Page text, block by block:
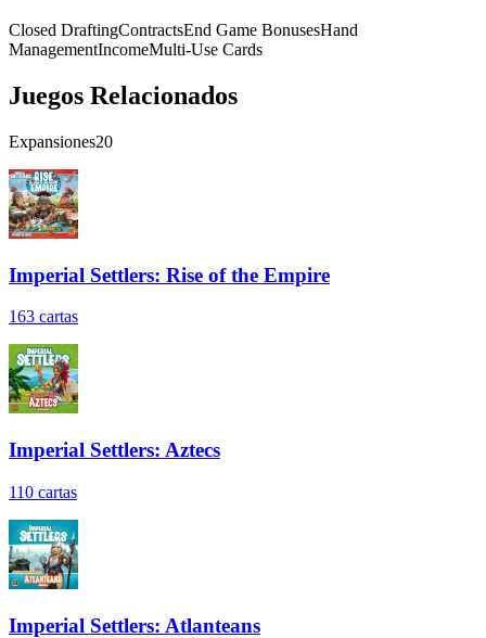
Closed DraftingContractsEnd Game BonusesHand
ManagementIncomeMulti-Use Cards
Juegos Relacionados
Expansiones20
Imperial Settlers: Rise of the Empire
163 cartas
Imperial Settlers: Aztecs
110 cartas
Imperial Settlers: Atlanteans